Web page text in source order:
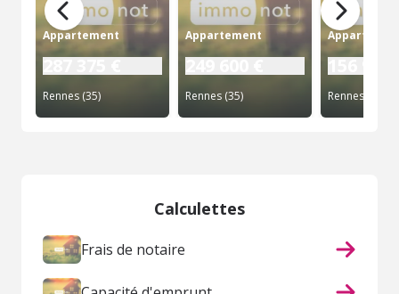
Appartement
Rennes (35)
Appartement
Rennes (35) Rennes (35)
Calculettes
Frais de notaire